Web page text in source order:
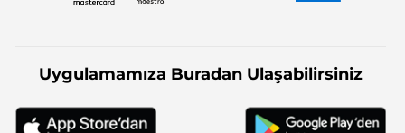
Uygulamamıza Buradan Ulaşabilirsiniz